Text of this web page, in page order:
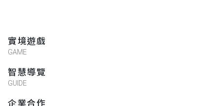
csjh713
實境遊戲
GAME
智慧導覽
GUIDE
企業合作